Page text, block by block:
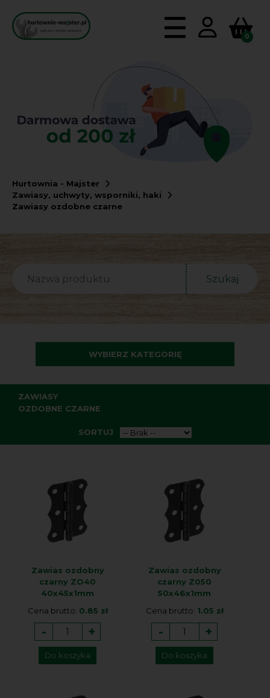
0
Hurtownia - Majster
Zawiasy, uchwyty, wsporniki, haki
Zawiasy ozdobne czarne
WYBIERZ KATEGORIĘ
Szukaj
ZAWIASY
OZDOBNE CZARNE
SORTUJ
Zawias ozdobny
czarny ZO40
40x45x1mm
Cena brutto: 0.85 zł
- +
Do koszyka
Zawias ozdobny
czarny Z050
50x46x1mm
Cena brutto: 1.05 zł
- +
Do koszyka